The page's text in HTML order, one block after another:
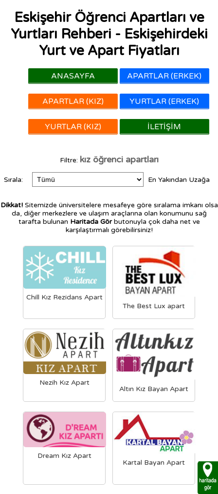
Eskişehir Öğrenci Apartları ve
Yurtları Rehberi - Eskişehirdeki
Yurt ve Apart Fiyatları
ANASAYFA APARTLAR (ERKEK)
APARTLAR (KIZ) YURTLAR (ERKEK)
YURTLAR (KIZ) İLETIŞIM
Filtre: kız öğrenci apartları
Sırala: En Yakından Uzağa
Dikkat!Sitemizde üniversitelere mesafeye göre sıralama imkanı olsa
da, diğer merkezlere ve ulaşım araçlarına olan konumunu sağ
tarafta bulunan Haritada Görbutonuyla çok daha net ve
karşılaştırmalı görebilirsiniz!
Chill Kız Rezidans Apart
The Best Lux apart
Nezih Kız Apart
Altın Kız Bayan Apart
Dream Kız Apart
Kartal Bayan Apart